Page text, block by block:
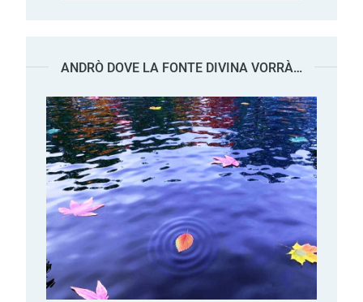
ANDRÒ DOVE LA FONTE DIVINA VORRÀ…